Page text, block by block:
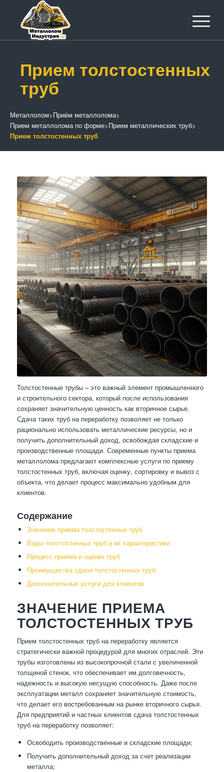
Прием толстостенных
труб
Металлолом>Приём металлолома>
Прием металлолома по форме>Прием металлических труб>
Прием толстостенных труб
Толстостенные трубы – это важный элемент промышленного
и строительного сектора, который после использования
сохраняет значительную ценность как вторичное сырье.
Сдача таких труб на переработку позволяет не только
рационально использовать металлические ресурсы, но и
получить дополнительный доход, освобождая складские и
производственные площади. Современные пункты приема
металлолома предлагают комплексные услуги по приему
толстостенных труб, включая оценку, сортировку и вывоз с
объекта, что делает процесс максимально удобным для
клиентов.
Содержание
Значение приема толстостенных труб
Виды толстостенных труб и их характеристики
Процесс приема и оценки труб
Преимущества сдачи толстостенных труб
Дополнительные услуги для клиентов
ЗНАЧЕНИЕ ПРИЕМА
ТОЛСТОСТЕННЫХ ТРУБ
Прием толстостенных труб на переработку является
стратегически важной процедурой для многих отраслей. Эти
трубы изготовлены из высокопрочной стали с увеличенной
толщиной стенок, что обеспечивает им долговечность,
надежность и высокую несущую способность. Даже после
эксплуатации металл сохраняет значительную стоимость,
что делает его востребованным на рынке вторичного сырья.
Для предприятий и частных клиентов сдача толстостенных
труб на переработку позволяет:
Освободить производственные и складские площади;
Получить дополнительный доход за счет реализации
металла;